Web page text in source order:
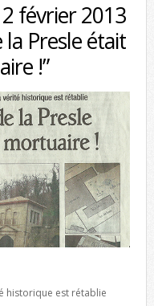
février 2013
la Presle était
!”
historique est rétablie